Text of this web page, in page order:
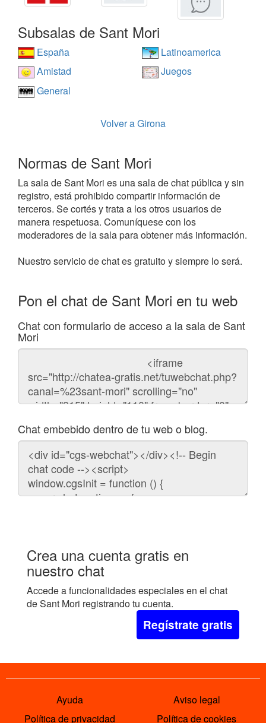
Subsalas de Sant Mori
España
Latinoamerica
Amistad
Juegos
General
Volver a Girona
Normas de Sant Mori
La sala de Sant Mori es una sala de chat pública y sin
registro, está prohibido compartir información de
terceros. Se cortés y trata a los otros usuarios de
manera respetuosa. Comuníquese con los
moderadores de la sala para obtener más información.
Nuestro servicio de chat es gratuito y siempre lo será.
Pon el chat de Sant Mori en tu web
Chat con formulario de acceso a la sala de Sant
Mori
Código
chat
Chat embebido dentro de tu web o blog.
Código
para
embeber
chat
Crea una cuenta gratis en
nuestro chat
Accede a funcionalidades especiales en el chat
de Sant Mori registrando tu cuenta.
Regístrate gratis
Ayuda
Aviso legal
Política de privacidad
Política de cookies